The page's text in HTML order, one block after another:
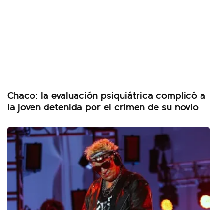
Chaco: la evaluación psiquiátrica complicó a
la joven detenida por el crimen de su novio